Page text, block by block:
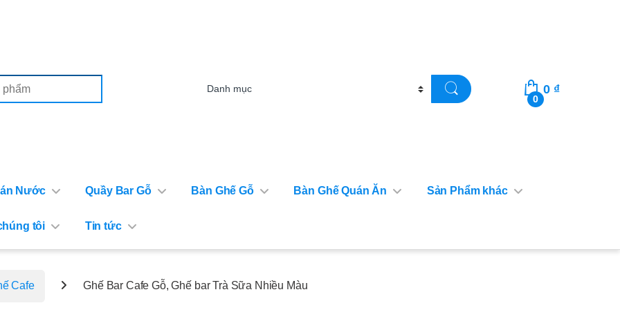
0
0 ₫
Nước Quầy Bar Gỗ Bàn Ghế Gỗ Bàn Ghế Quán Ăn Sản Phẩm khác
tôi Tin tức
Cafe Ghế Bar Cafe Gỗ, Ghế bar Trà Sữa Nhiều Màu